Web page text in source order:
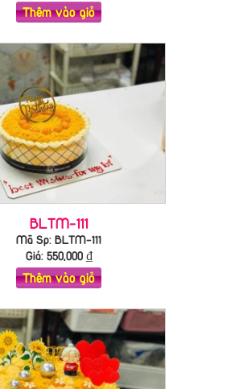
Thêm vào giỏ
BLTM-111
Mã Sp: BLTM-111
Giá: 550,000₫
Thêm vào giỏ